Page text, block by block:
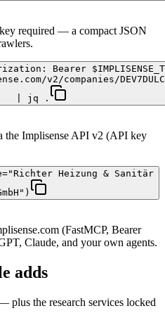
required — a compact JSON
Bearer
v2/companies/
| jq .
the Implisense API v2 (API key
Heizung & Sanitär
(FastMCP, Bearer
Claude, and your own agents.
adds
plus the research services locked